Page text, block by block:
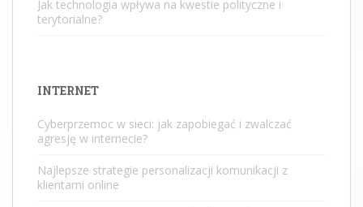
Jak technologia wpływa na kwestie polityczne i
terytorialne?
INTERNET
Cyberprzemoc w sieci: jak zapobiegać i zwalczać
agresję w internecie?
Najlepsze strategie personalizacji komunikacji z
klientami online